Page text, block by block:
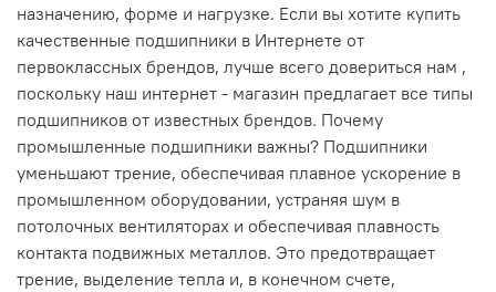
назначению, форме и нагрузке. Если вы хотите купить
качественные подшипники в Интернете от
первоклассных брендов, лучше всего довериться нам ,
поскольку наш интернет - магазин предлагает все типы
подшипников от известных брендов. Почему
промышленные подшипники важны? Подшипники
уменьшают трение, обеспечивая плавное ускорение в
промышленном оборудовании, устраняя шум в
потолочных вентиляторах и обеспечивая плавность
контакта подвижных металлов. Это предотвращает
трение, выделение тепла и, в конечном счете,